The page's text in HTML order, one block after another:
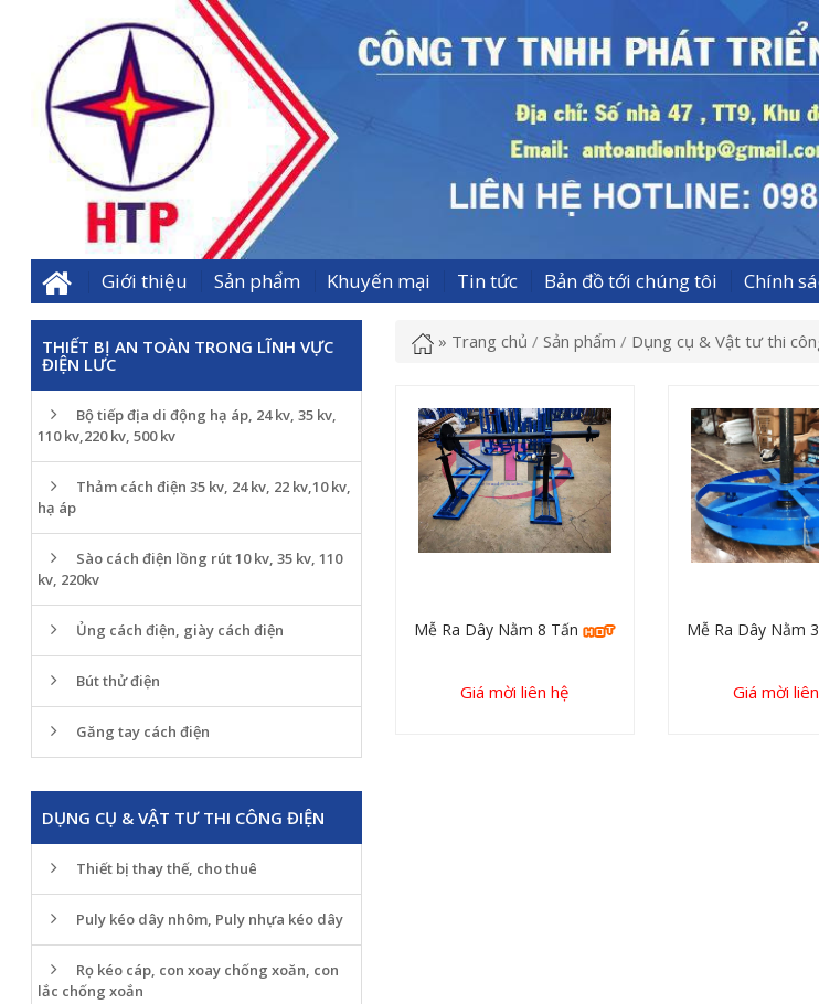
Giới thiệu Sản phẩm Khuyến mại Tin tức Bản đồ tới chúng tôi Chính
THIẾT BỊ AN TOÀN TRONG LĨNH VỰC
ĐIỆN LƯC
Bộ tiếp địa di động hạ áp, 24 kv, 35 kv,
110 kv,220 kv, 500 kv
Thảm cách điện 35 kv, 24 kv, 22 kv,10 kv,
hạ áp
Sào cách điện lồng rút 10 kv, 35 kv, 110
kv, 220kv
Ủng cách điện, giày cách điện
Bút thử điện
Găng tay cách điện
DỤNG CỤ & VẬT TƯ THI CÔNG ĐIỆN
Thiết bị thay thế, cho thuê
Puly kéo dây nhôm, Puly nhựa kéo dây
Rọ kéo cáp, con xoay chống xoăn, con
lắc chống xoắn
» Trang chủ / Sản phẩm / Dụng cụ & Vật tư thi
Mễ Ra Dây Nằm 8 Tấn
Giá mời liên hệ
Mễ Ra Dây Nằm
Giá mời